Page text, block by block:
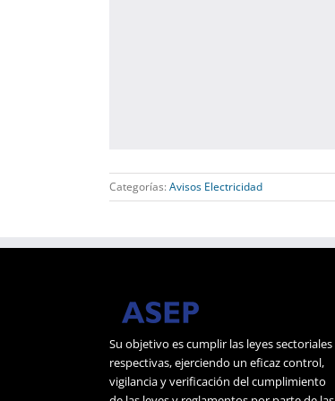
Categorías: Avisos Electricidad
Su objetivo es cumplir las leyes sectoriales
respectivas, ejerciendo un eficaz control,
vigilancia y verificación del cumplimiento